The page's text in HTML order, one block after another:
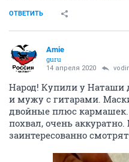
ОТВЕТИТЬ
Amie
guru
14 апреля 2020
Народ! Купили у Наташи
и мужу с гитарами.
двойные плюс
похвал, очень
заинтересованно